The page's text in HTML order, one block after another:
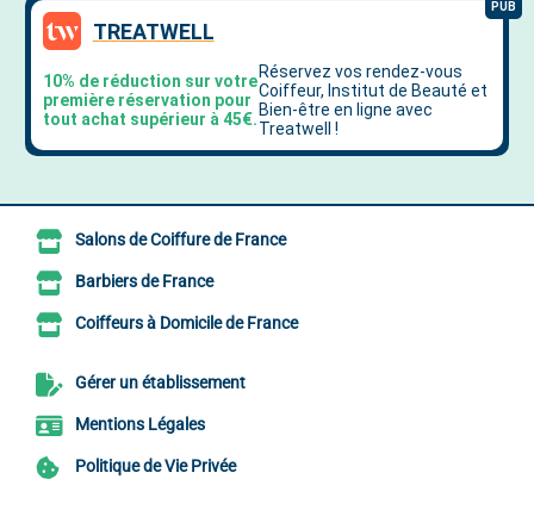
Salons de Coiffure de France
Barbiers de France
Coiffeurs à Domicile de France
Gérer un établissement
Mentions Légales
Politique de Vie Privée